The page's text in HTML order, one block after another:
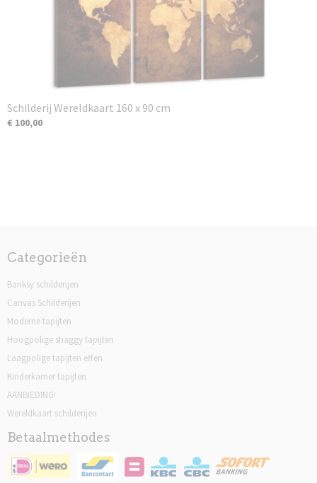
Schilderij Wereldkaart 160 x 90 cm
€ 100,00
Categorieën
Banksy schilderijen
Canvas Schilderijen
Moderne tapijten
Hoogpolige shaggy tapijten
Laagpolige tapijten effen
Kinderkamer tapijten
AANBIEDING!
Wereldkaart schilderijen
Betaalmethodes